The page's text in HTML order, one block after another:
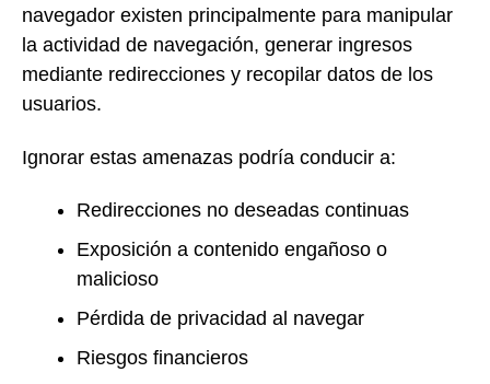
navegador existen principalmente para manipular
la actividad de navegación, generar ingresos
mediante redirecciones y recopilar datos de los
usuarios.
Ignorar estas amenazas podría conducir a:
Redirecciones no deseadas continuas
Exposición a contenido engañoso o
malicioso
Pérdida de privacidad al navegar
Riesgos financieros